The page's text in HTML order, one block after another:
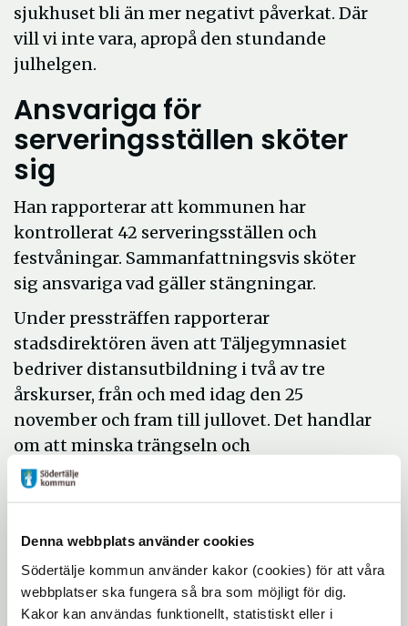
Denna webbplats använder cookies
Södertälje kommun använder kakor (cookies) för att våra
webbplatser ska fungera så bra som möjligt för dig.
Kakor kan användas funktionellt, statistiskt eller i
sjukhuset bli än mer negativt påverkat. Där
vill vi inte vara, apropå den stundande
julhelgen.
Ansvariga för
serveringsställen sköter
sig
Han rapporterar att kommunen har
kontrollerat 42 serveringsställen och
festvåningar. Sammanfattningsvis sköter
sig ansvariga vad gäller stängningar.
Under pressträffen rapporterar
stadsdirektören även att Täljegymnasiet
bedriver distansutbildning i två av tre
årskurser, från och med idag den 25
november och fram till jullovet. Det handlar
om att minska trängseln och
smittspridningen. På förskolorna är det
var i våras, och det är fullt även med extra
insatta intensivvårdsplatser.